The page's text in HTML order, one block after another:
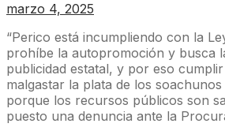
marzo 4, 2025
“Perico está incumpliendo con la
prohíbe la autopromoción y busca
publicidad estatal, y por eso
malgastar la plata de los
porque los recursos públicos son
puesto una denuncia ante la